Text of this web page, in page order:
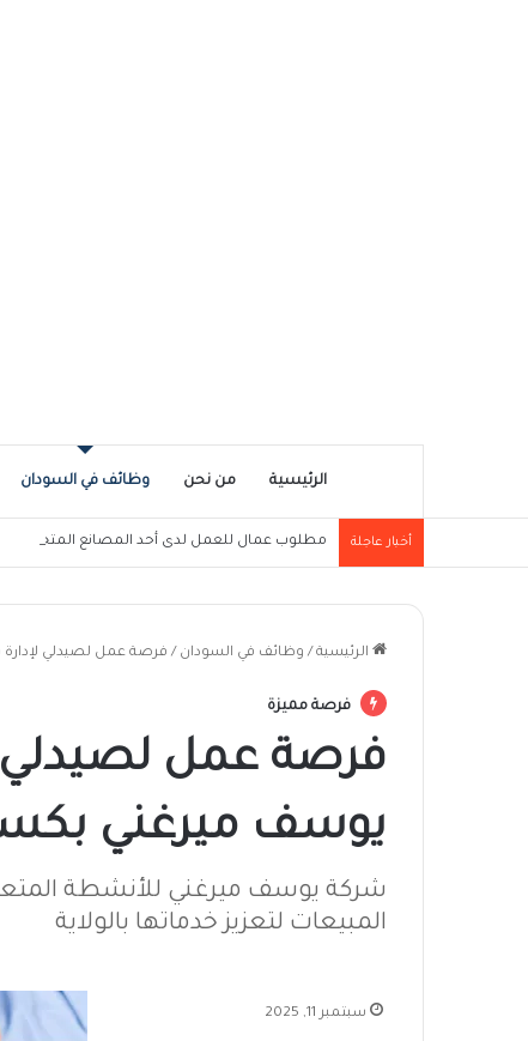
الرئيسية من نحن وظائف في السودان
أخبار عاجلة مطلوب عمال للعمل لدى أحد المصانع المتخصصة
الرئيسية / وظائف في السودان / فرصة عمل لصيدلي
فرصة مميزة
فرصة عمل لصيدلي
يوسف ميرغني
شركة يوسف ميرغني للأنشطة
المبيعات لتعزيز خدماتها بالولاية
سبتمبر 11, 2025